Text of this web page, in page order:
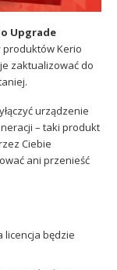
Upgrade
produktów Kerio
zaktualizować do
urządzenie
– taki produkt
Ciebie
ani przenieść
licencja będzie